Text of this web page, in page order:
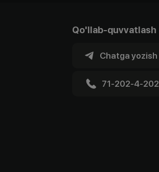
Qo'llab-quvvatlash
Chatga yozish
71-202-4-202